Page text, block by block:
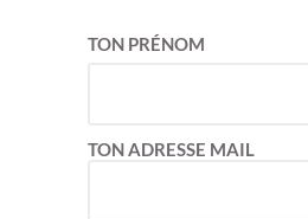
TON PRÉNOM
TON ADRESSE MAIL